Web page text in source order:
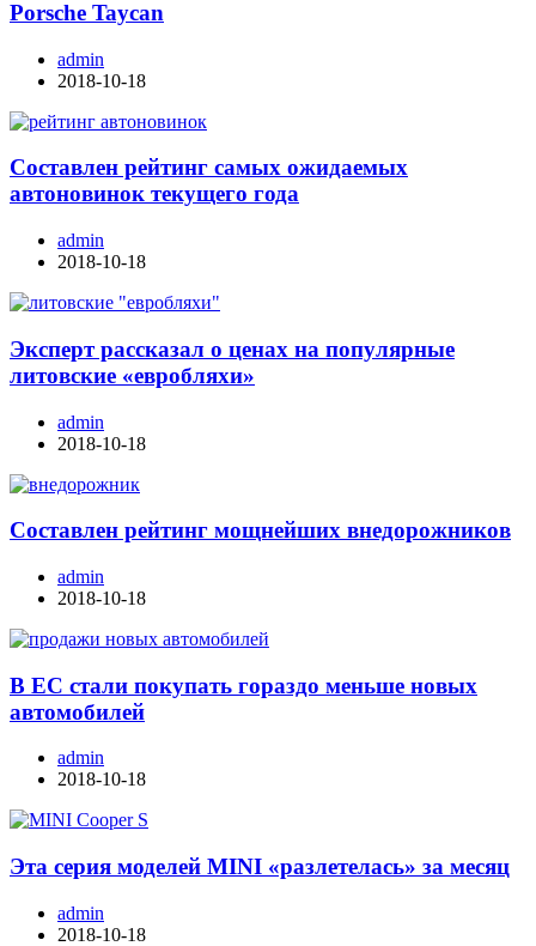
Porsche Taycan
admin
2018-10-18
Составлен рейтинг самых ожидаемых
автоновинок текущего года
admin
2018-10-18
Эксперт рассказал о ценах на популярные
литовские «евробляхи»
admin
2018-10-18
Составлен рейтинг мощнейших внедорожников
admin
2018-10-18
В ЕС стали покупать гораздо меньше новых
автомобилей
admin
2018-10-18
Эта серия моделей MINI «разлетелась» за месяц
admin
2018-10-18